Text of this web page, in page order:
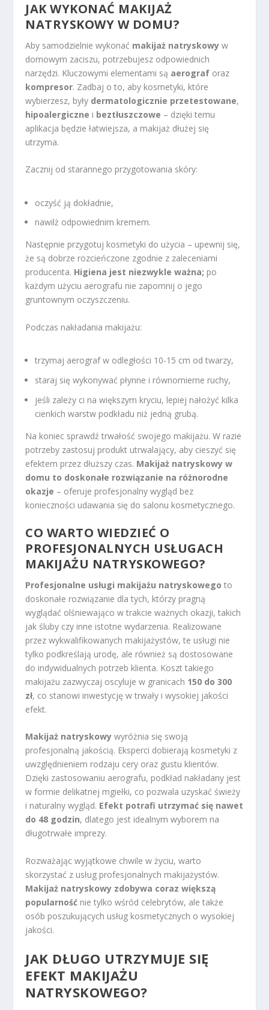
JAK WYKONAĆ MAKIJAŻ
NATRYSKOWY W DOMU?
Aby samodzielnie wykonać makijaż natryskowy w
domowym zaciszu, potrzebujesz odpowiednich
narzędzi. Kluczowymi elementami są aerograf oraz
kompresor. Zadbaj o to, aby kosmetyki, które
wybierzesz, były dermatologicznie przetestowane,
hipoalergiczne i beztłuszczowe – dzięki temu
aplikacja będzie łatwiejsza, a makijaż dłużej się
utrzyma.
Zacznij od starannego przygotowania skóry:
oczyść ją dokładnie,
nawilż odpowiednim kremem.
Następnie przygotuj kosmetyki do użycia – upewnij się,
że są dobrze rozcieńczone zgodnie z zaleceniami
producenta. Higiena jest niezwykle ważna; po
każdym użyciu aerografu nie zapomnij o jego
gruntownym oczyszczeniu.
Podczas nakładania makijażu:
trzymaj aerograf w odległości 10-15 cm od twarzy,
staraj się wykonywać płynne i równomierne ruchy,
jeśli zależy ci na większym kryciu, lepiej nałożyć kilka
cienkich warstw podkładu niż jedną grubą.
Na koniec sprawdź trwałość swojego makijażu. W razie
potrzeby zastosuj produkt utrwalający, aby cieszyć się
efektem przez dłuższy czas. Makijaż natryskowy w
domu to doskonałe rozwiązanie na różnorodne
okazje – oferuje profesjonalny wygląd bez
konieczności udawania się do salonu kosmetycznego.
CO WARTO WIEDZIEĆ O
PROFESJONALNYCH USŁUGACH
MAKIJAŻU NATRYSKOWEGO?
Profesjonalne usługi makijażu natryskowego to
doskonałe rozwiązanie dla tych, którzy pragną
wyglądać olśniewająco w trakcie ważnych okazji, takich
jak śluby czy inne istotne wydarzenia. Realizowane
przez wykwalifikowanych makijażystów, te usługi nie
tylko podkreślają urodę, ale również są dostosowane
do indywidualnych potrzeb klienta. Koszt takiego
makijażu zazwyczaj oscyluje w granicach 150 do 300
zł, co stanowi inwestycję w trwały i wysokiej jakości
efekt.
Makijaż natryskowy wyróżnia się swoją
profesjonalną jakością. Eksperci dobierają kosmetyki z
uwzględnieniem rodzaju cery oraz gustu klientów.
Dzięki zastosowaniu aerografu, podkład nakładany jest
w formie delikatnej mgiełki, co pozwala uzyskać świeży
i naturalny wygląd. Efekt potrafi utrzymać się nawet
do 48 godzin, dlatego jest idealnym wyborem na
długotrwałe imprezy.
Rozważając wyjątkowe chwile w życiu, warto
skorzystać z usług profesjonalnych makijażystów.
Makijaż natryskowy zdobywa coraz większą
popularność nie tylko wśród celebrytów, ale także
osób poszukujących usług kosmetycznych o wysokiej
jakości.
JAK DŁUGO UTRZYMUJE SIĘ
EFEKT MAKIJAŻU
NATRYSKOWEGO?